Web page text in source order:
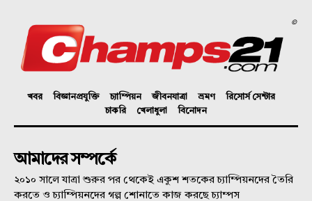
©
খবর বিজ্ঞানপ্রযুক্তি চ্যাম্পিয়ন জীবনযাত্রা ভ্রমণ
রিসোর্স সেন্টার
চাকরি
খেলাধুলা বিনোদন
আমাদের সম্পর্কে
২০১০ সালে যাত্রা শুরুর পর থেকেই একুশ শতকের চ্যাম্পিয়নদের তৈরি
করতে ও চ্যাম্পিয়নদের গল্প শোনাতে কাজ করছে চ্যাম্পস